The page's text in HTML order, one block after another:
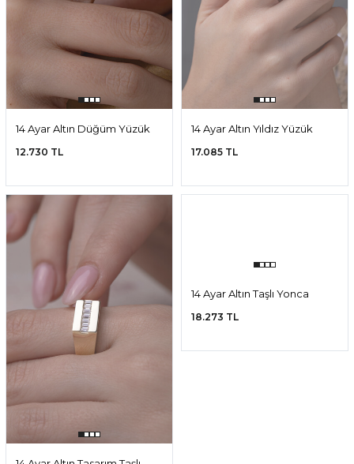
14 Ayar Altın Düğüm Yüzük
12.730 TL
14 Ayar Altın Yıldız Yüzük
17.085 TL